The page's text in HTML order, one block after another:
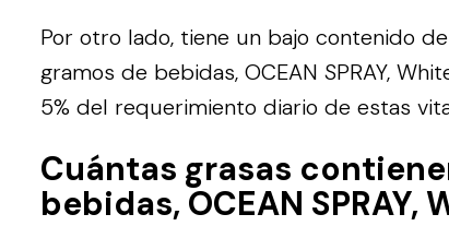
Por otro lado, tiene un bajo contenido
gramos de bebidas, OCEAN SPRAY,
5% del requerimiento diario de estas
Cuántas grasas
bebidas, OCEAN